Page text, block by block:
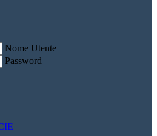
Nome Utente
Password